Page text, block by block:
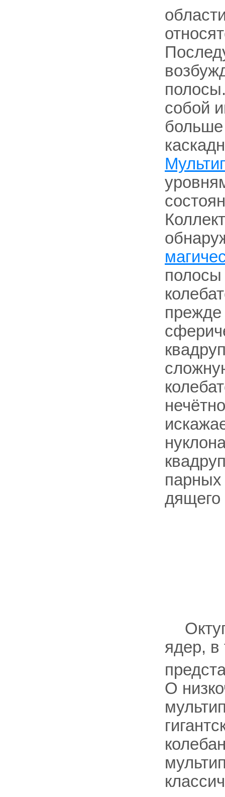
собой
полосы
прежде
парных
дящего
ядер, в
О